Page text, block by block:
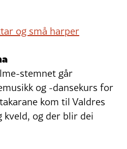
og små harper
stemnet går
og -dansekurs for
kom til Valdres
kveld, og der blir dei